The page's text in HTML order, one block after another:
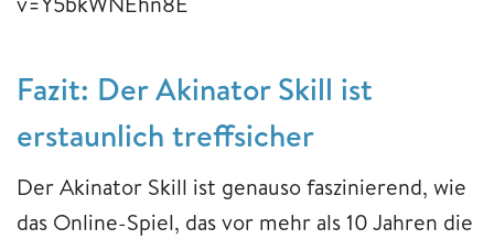
Fazit: Der Akinator Skill ist
erstaunlich treffsicher
Der Akinator Skill ist genauso faszinierend, wie
das Online-Spiel, das vor mehr als 10 Jahren die